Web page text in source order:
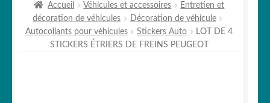
🖨 3D et divers
🐣 Décoration chambre Enfants
Accueil Véhicules et accessoires
Entretien et
décoration de véhicules
Décoration de véhicule
Autocollants pour véhicules
Stickers Auto
LOT DE 4
STICKERS ÉTRIERS DE FREINS PEUGEOT